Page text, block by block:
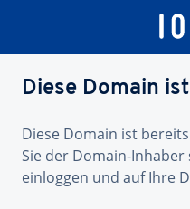
Diese Domain
Diese Domain ist
Sie der Domain-
einloggen und auf Ihre